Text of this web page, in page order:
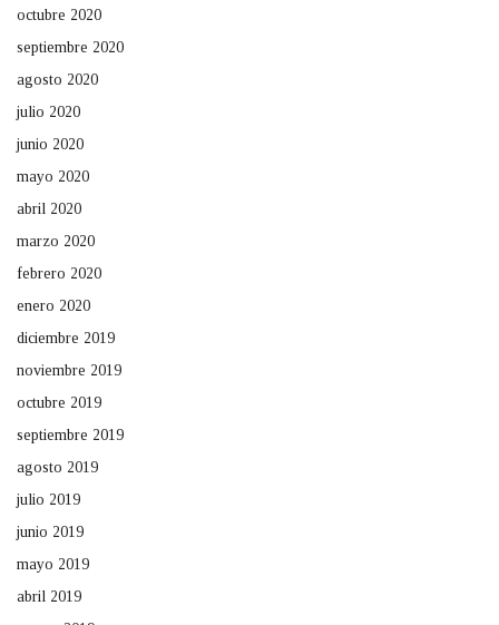
octubre 2020
septiembre 2020
agosto 2020
julio 2020
junio 2020
mayo 2020
abril 2020
marzo 2020
febrero 2020
enero 2020
diciembre 2019
noviembre 2019
octubre 2019
septiembre 2019
agosto 2019
julio 2019
junio 2019
mayo 2019
abril 2019